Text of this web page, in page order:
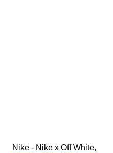
Nike - Nike x Off White,